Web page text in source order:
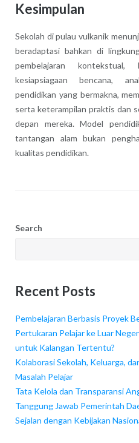
Kesimpulan
Sekolah di pulau vulkanik
beradaptasi bahkan di
pembelajaran kontekstual,
kesiapsiagaan bencana,
pendidikan yang bermakna,
serta keterampilan praktis dan
depan mereka. Model
tantangan alam bukan
kualitas pendidikan.
Search
Recent Posts
Pembelajaran Berbasis Proyek
Pertukaran Pelajar ke Luar
untuk Kalangan Tertentu?
Kolaborasi Sekolah, Keluarga,
Masalah Pelajar
Tata Kelola dan Transparansi
Tanggung Jawab Pemerintah
Sejalan dengan Kebijakan